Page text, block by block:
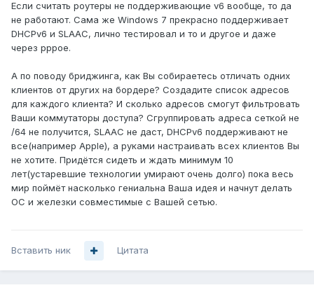
Если считать роутеры не поддерживающие v6 вообще, то да
не работают. Сама же Windows 7 прекрасно поддерживает
DHCPv6 и SLAAC, лично тестировал и то и другое и даже
через pppoe.
А по поводу бриджинга, как Вы собираетесь отличать одних
клиентов от других на бордере? Создадите список адресов
для каждого клиента? И сколько адресов смогут фильтровать
Ваши коммутаторы доступа? Сгруппировать адреса сеткой не
/64 не получится, SLAAC не даст, DHCPv6 поддерживают не
все(например Apple), а руками настраивать всех клиентов Вы
не хотите. Придётся сидеть и ждать минимум 10
лет(устаревшие технологии умирают очень долго) пока весь
мир поймёт насколько гениальна Ваша идея и начнут делать
ОС и железки совместимые с Вашей сетью.
Вставить ник Цитата